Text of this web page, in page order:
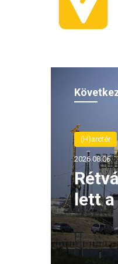
(H)arctér
2026.08.06.
lett